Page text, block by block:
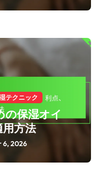
テクニック
の保湿オイ
方法
6, 2026